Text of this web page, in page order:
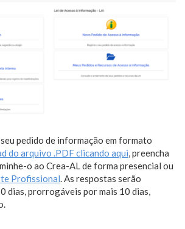
pedido de informação em formato
do arquivo .PDF clicando aqui, preencha
o ao Crea-AL de forma presencial ou
Profissional. As respostas serão
dias, prorrogáveis por mais 10 dias,